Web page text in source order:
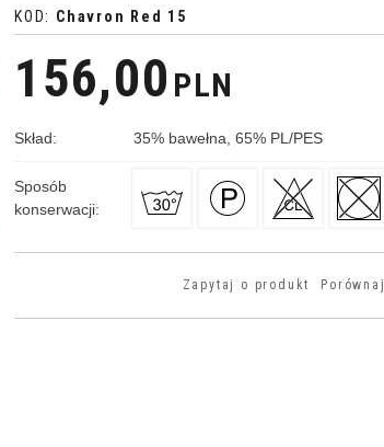
KOD: Chavron Red 15
156,00 PLN
Skład: 35% bawełna, 65% PL/PES
Sposób
konserwacji:
Zapytaj o produkt Porównaj